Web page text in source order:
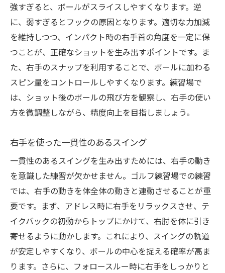
強すぎると、ボールがスライスしやすくなります。逆
に、弱すぎるとフックの原因となります。適切な力加減
を維持しつつ、インパクト時の右手首の角度を一定に保
つことが、正確なショットを生み出すポイントです。ま
た、右手のスナップを利用することで、ボールに加わる
スピン量をコントロールしやすくなります。練習場で
は、ショット後のボールの飛び方を観察し、右手の使い
方を微調整しながら、精度向上を目指しましょう。
右手を使った一貫性のあるスイング
一貫性のあるスイングを生み出すためには、右手の動き
を意識した練習が欠かせません。ゴルフ練習場での練習
では、右手の動きを体全体の動きと連動させることが重
要です。まず、アドレス時に右手をリラックスさせ、テ
イクバックの初動からトップにかけて、右肘を体に引き
寄せるように動かします。これにより、スイングの軌道
が安定しやすくなり、ボールの中心を捉える確率が高ま
ります。さらに、フォロースルー時に右手をしっかりと